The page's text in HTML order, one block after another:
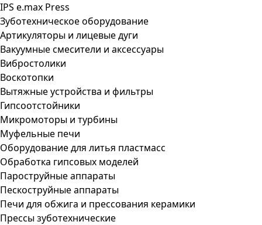
IPS e.max Press
Зуботехническое оборудование
Артикуляторы и лицевые дуги
Вакуумные смесители и аксессуары
Вибростолики
Воскотопки
Вытяжные устройства и фильтры
Гипсоотстойники
Микромоторы и турбины
Муфельные печи
Оборудование для литья пластмасс
Обработка гипсовых моделей
Пароструйные аппараты
Пескоструйные аппараты
Печи для обжига и прессования керамики
Прессы зуботехнические